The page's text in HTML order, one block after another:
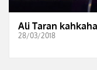
Ali Taran
28/03/2018